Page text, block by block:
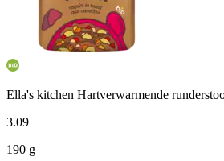
Ella's kitchen Hartverwarmende
3.09
190 g